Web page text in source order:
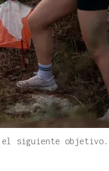
el siguiente objetivo.